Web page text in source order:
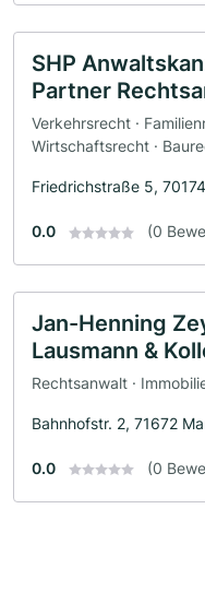
SHP
Partner
Verkehrsrecht ·
Wirtschaftsrecht ·
Friedrichstraße 5,
0.0 (0
Jan-Henning
Lausmann &
Rechtsanwalt ·
Bahnhofstr. 2, 71672
0.0 (0